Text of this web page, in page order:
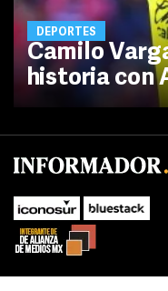
DEPORTES
Camilo
historia con